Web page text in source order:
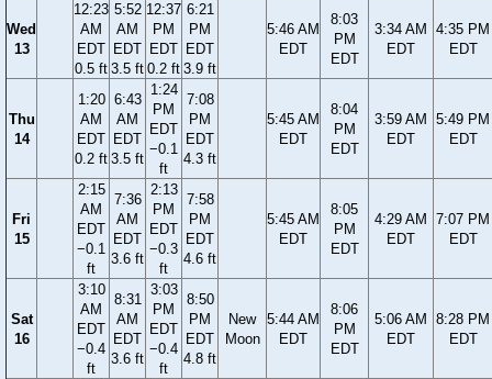
Wed
13
12:23
AM
EDT
0.5 ft
5:52
AM
EDT
3.5 ft
12:37
PM
EDT
0.2 ft
6:21
PM
EDT
3.9 ft
5:46 AM
EDT
8:03
PM
EDT
3:34 AM
EDT
4:35 PM
EDT
Thu
14
1:20
AM
EDT
0.2 ft
6:43
AM
EDT
3.5 ft
1:24
PM
EDT
−0.1
ft
7:08
PM
EDT
4.3 ft
5:45 AM
EDT
8:04
PM
EDT
3:59 AM
EDT
5:49 PM
EDT
Fri
15
2:15
AM
EDT
−0.1
ft
7:36
AM
EDT
3.6 ft
2:13
PM
EDT
−0.3
ft
7:58
PM
EDT
4.6 ft
5:45 AM
EDT
8:05
PM
EDT
4:29 AM
EDT
7:07 PM
EDT
Sat
16
3:10
AM
EDT
−0.4
ft
8:31
AM
EDT
3.6 ft
3:03
PM
EDT
−0.4
ft
8:50
PM
EDT
4.8 ft
New
Moon
5:44 AM
EDT
8:06
PM
EDT
5:06 AM
EDT
8:28 PM
EDT